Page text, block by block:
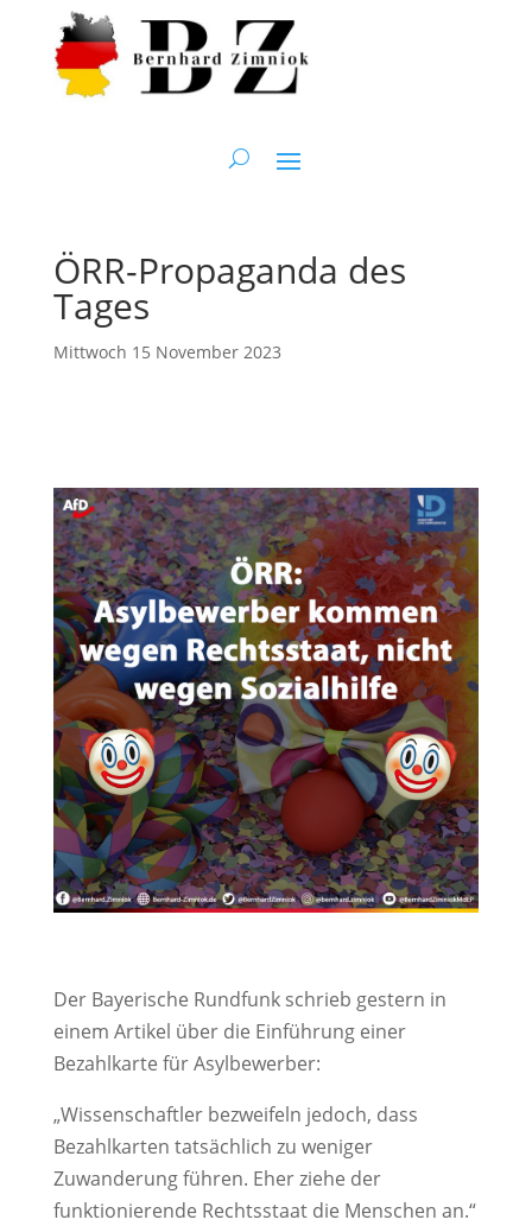
ÖRR-Propaganda des
Tages
Mittwoch 15 November 2023
Der Bayerische Rundfunk schrieb gestern in
einem Artikel über die Einführung einer
Bezahlkarte für Asylbewerber:
„Wissenschaftler bezweifeln jedoch, dass
Bezahlkarten tatsächlich zu weniger
Zuwanderung führen. Eher ziehe der
funktionierende Rechtsstaat die Menschen an.“